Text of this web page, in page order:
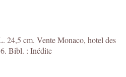
24,5 cm. Vente Monaco, hotel des
Bibl. : Inédite